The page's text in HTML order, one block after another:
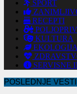
SPORT
RECEPTI
KULTURA
EKOLOGIJA
SERVISNE
POSLEDNJE VESTI